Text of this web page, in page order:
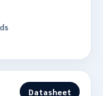
Datasheet